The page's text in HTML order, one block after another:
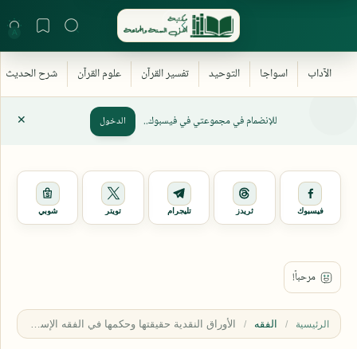
للإنضمام في مجموعتي في فيسبوك.. الدخول
فيسبوك ثريدز تليجرام تويتر شوبي
الرئيسية الفقه